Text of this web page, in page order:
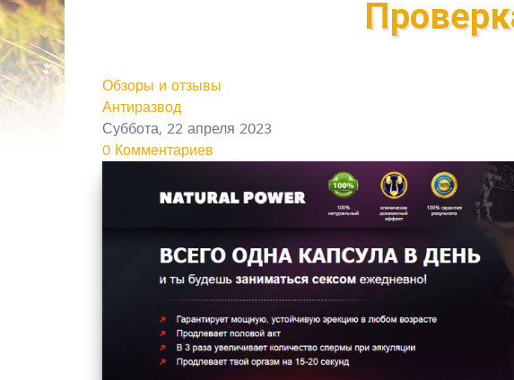
Обзоры и отзывы
Антиразвод
Суббота, 22 апреля 2023
0 Комментариев